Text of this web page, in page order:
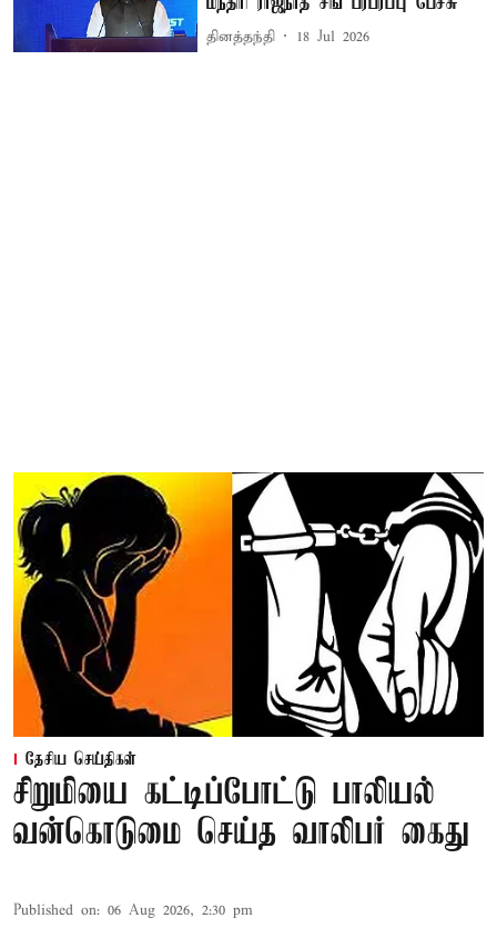
தினத்தந்தி 18 Jul 2026
தேசிய செய்திகள்
சிறுமியை கட்டிப்போட்டு பாலியல்
வன்கொடுமை செய்த வாலிபர் கைது
Published on: 06 Aug 2026, 2:30 pm